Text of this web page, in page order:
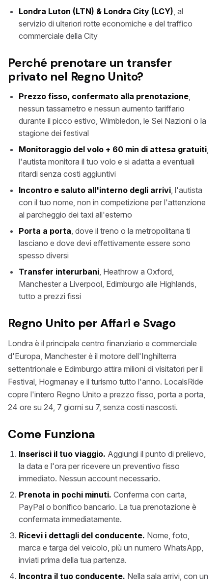
Londra Luton (LTN) & Londra City (LCY), al
servizio di ulteriori rotte economiche e del traffico
commerciale della City
Perché prenotare un transfer
privato nel Regno Unito?
Prezzo fisso, confermato alla prenotazione,
nessun tassametro e nessun aumento tariffario
durante il picco estivo, Wimbledon, le Sei Nazioni o la
stagione dei festival
Monitoraggio del volo + 60 min di attesa gratuiti,
l'autista monitora il tuo volo e si adatta a eventuali
ritardi senza costi aggiuntivi
Incontro e saluto all'interno degli arrivi, l'autista
con il tuo nome, non in competizione per l'attenzione
al parcheggio dei taxi all'esterno
Porta a porta, dove il treno o la metropolitana ti
lasciano e dove devi effettivamente essere sono
spesso diversi
Transfer interurbani, Heathrow a Oxford,
Manchester a Liverpool, Edimburgo alle Highlands,
tutto a prezzi fissi
Regno Unito per Affari e Svago
Londra è il principale centro finanziario e commerciale
d'Europa, Manchester è il motore dell'Inghilterra
settentrionale e Edimburgo attira milioni di visitatori per il
Festival, Hogmanay e il turismo tutto l'anno. LocalsRide
copre l'intero Regno Unito a prezzo fisso, porta a porta,
24 ore su 24, 7 giorni su 7, senza costi nascosti.
Come Funziona
Inserisci il tuo viaggio. Aggiungi il punto di prelievo,
la data e l'ora per ricevere un preventivo fisso
immediato. Nessun account necessario.
Prenota in pochi minuti. Conferma con carta,
PayPal o bonifico bancario. La tua prenotazione è
confermata immediatamente.
Ricevi i dettagli del conducente. Nome, foto,
marca e targa del veicolo, più un numero WhatsApp,
inviati prima della tua partenza.
Incontra il tuo conducente. Nella sala arrivi, con un